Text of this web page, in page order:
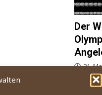
Der
21.
Wie,
und